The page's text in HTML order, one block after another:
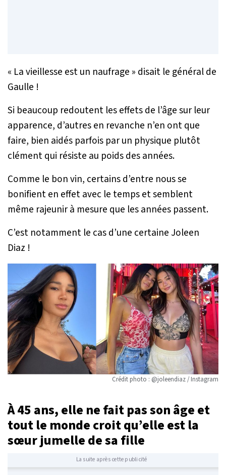
« La vieillesse est un naufrage » disait le général de
Gaulle !
Si beaucoup redoutent les effets de l’âge sur leur
apparence, d’autres en revanche n’en ont que
faire, bien aidés parfois par un physique plutôt
clément qui résiste au poids des années.
Comme le bon vin, certains d’entre nous se
bonifient en effet avec le temps et semblent
même rajeunir à mesure que les années passent.
C’est notamment le cas d’une certaine Joleen
Diaz !
Crédit photo : @joleendiaz / Instagram
À 45 ans, elle ne fait pas son âge et
tout le monde croit qu’elle est la
sœur jumelle de sa fille
La suite après cette publicité